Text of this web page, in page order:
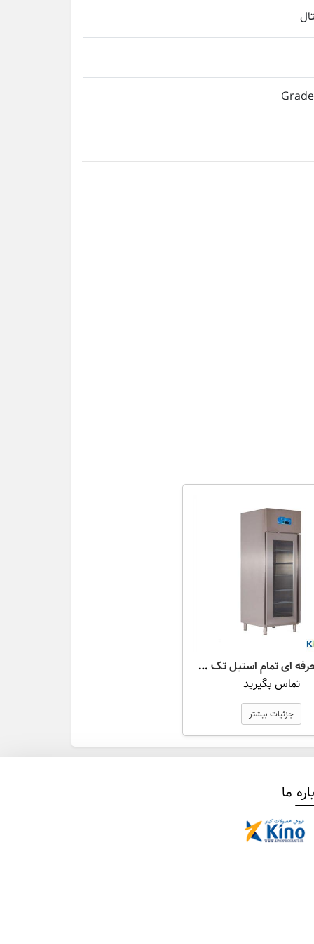
یخچال حرفه ای تمام استیل تک درب شیشه ای مدل RS G1
تماس بگیرید
جزئیات بیشتر
ما